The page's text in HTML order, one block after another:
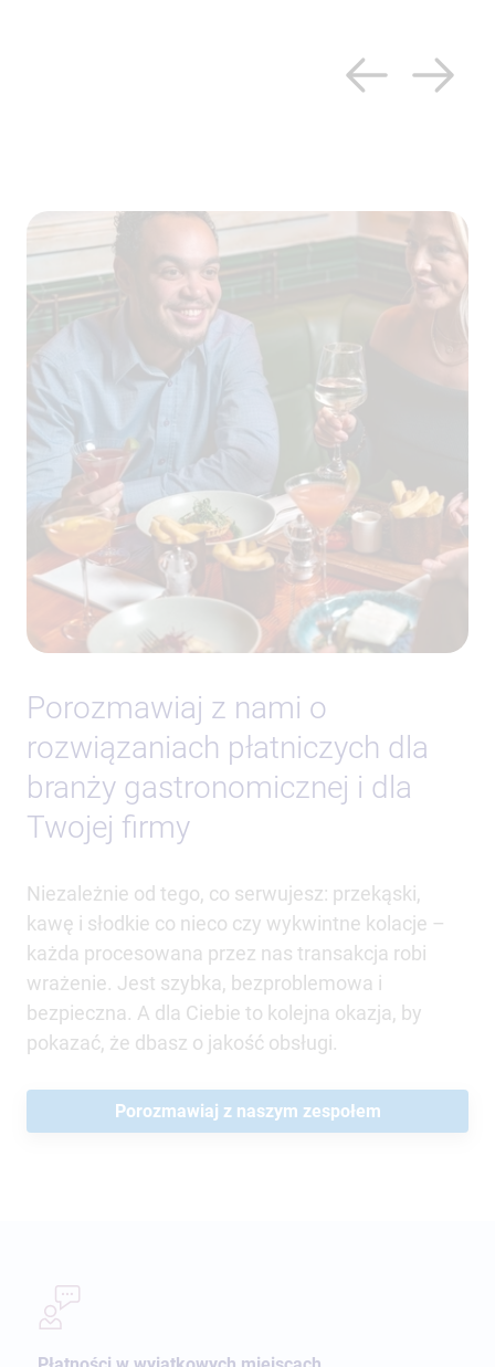
Porozmawiaj z nami o
rozwiązaniach płatniczych dla
branży gastronomicznej i dla
Twojej firmy
Niezależnie od tego, co serwujesz: przekąski,
kawę i słodkie co nieco czy wykwintne kolacje –
każda procesowana przez nas transakcja robi
wrażenie. Jest szybka, bezproblemowa i
bezpieczna. A dla Ciebie to kolejna okazja, by
pokazać, że dbasz o jakość obsługi.
Porozmawiaj z naszym zespołem